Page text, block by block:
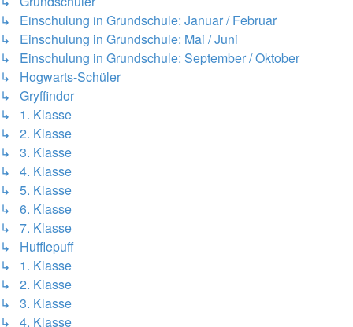
↳ Einschulung in Grundschule: Januar / Februar
↳ Einschulung in Grundschule: Mai / Juni
↳ Einschulung in Grundschule: September / Oktober
↳ Hogwarts-Schüler
↳ Gryffindor
↳ 1. Klasse
↳ 2. Klasse
↳ 3. Klasse
↳ 4. Klasse
↳ 5. Klasse
↳ 6. Klasse
↳ 7. Klasse
↳ Hufflepuff
↳ 1. Klasse
↳ 2. Klasse
↳ 3. Klasse
↳ 4. Klasse